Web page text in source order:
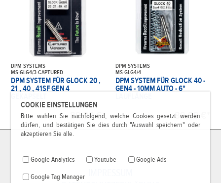
COOKIE EINSTELLUNGEN
Bitte wählen Sie nachfolgend, welche Cookies gesetzt werden
dürfen, und bestätigen Sie dies durch "Auswahl speichern" oder
akzeptieren Sie alle.
Google Analytics Youtube Google Ads
Google Tag Manager
DPM SYSTEMS
MS-GLG4/3-CAPTURED
DPM SYSTEM FÜR GLOCK 20 ,
21 , 40 , 41SF GEN 4
89,99 €*
DPM SYSTEMS
MS-GLG4/4
DPM SYSTEM FÜR GLOCK 40 -
GEN4 - 10MM AUTO - 6"
89,99 €*